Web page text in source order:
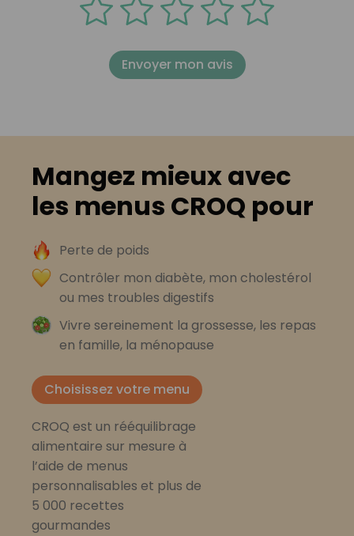
Envoyer mon avis
Mangez mieux avec
les menus CROQ pour
Perte de poids
Contrôler mon diabète, mon cholestérol
ou mes troubles digestifs
Vivre sereinement la grossesse, les repas
en famille, la ménopause
Choisissez votre menu
CROQ est un rééquilibrage
alimentaire sur mesure à
l’aide de menus
personnalisables et plus de
5 000 recettes
gourmandes